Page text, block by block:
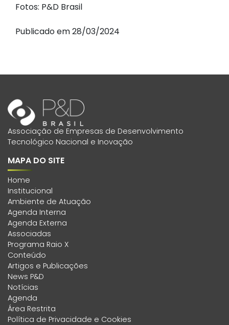
Fotos: P&D Brasil
Publicado em 28/03/2024
Associação de Empresas de Desenvolvimento
Tecnológico Nacional e Inovação
MAPA DO SITE
Home
Institucional
Ambiente de Atuação
Agenda Interna
Agenda Externa
Associadas
Programa Raio X
Conteúdo
Artigos e Publicações
News P&D
Notícias
Agenda
Área Restrita
Política de Privacidade e Cookies